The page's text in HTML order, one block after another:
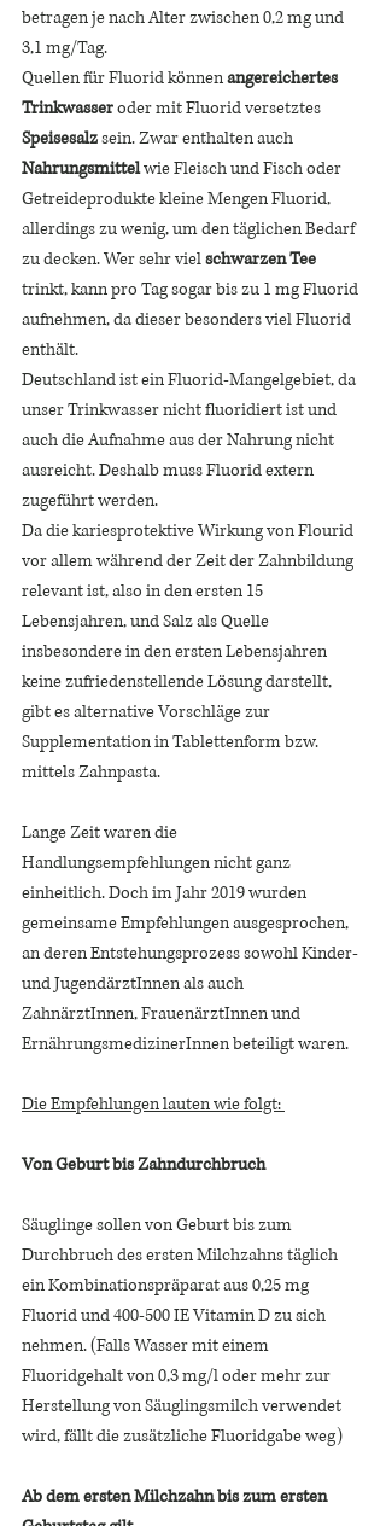
betragen je nach Alter zwischen 0,2 mg und
3,1 mg/Tag.
Quellen für Fluorid können angereichertes
Trinkwasser oder mit Fluorid versetztes
Speisesalz sein. Zwar enthalten auch
Nahrungsmittel wie Fleisch und Fisch oder
Getreideprodukte kleine Mengen Fluorid,
allerdings zu wenig, um den täglichen Bedarf
zu decken. Wer sehr viel schwarzen Tee
trinkt, kann pro Tag sogar bis zu 1 mg Fluorid
aufnehmen, da dieser besonders viel Fluorid
enthält.
Deutschland ist ein Fluorid-Mangelgebiet, da
unser Trinkwasser nicht fluoridiert ist und
auch die Aufnahme aus der Nahrung nicht
ausreicht. Deshalb muss Fluorid extern
zugeführt werden.
Da die kariesprotektive Wirkung von Flourid
vor allem während der Zeit der Zahnbildung
relevant ist, also in den ersten 15
Lebensjahren, und Salz als Quelle
insbesondere in den ersten Lebensjahren
keine zufriedenstellende Lösung darstellt,
gibt es alternative Vorschläge zur
Supplementation in Tablettenform bzw.
mittels Zahnpasta.
Lange Zeit waren die
Handlungsempfehlungen nicht ganz
einheitlich. Doch im Jahr 2019 wurden
gemeinsame Empfehlungen ausgesprochen,
an deren Entstehungsprozess sowohl Kinder-
und JugendärztInnen als auch
ZahnärztInnen, FrauenärztInnen und
ErnährungsmedizinerInnen beteiligt waren.
Die Empfehlungen lauten wie folgt:
Von Geburt bis Zahndurchbruch
Säuglinge sollen von Geburt bis zum
Durchbruch des ersten Milchzahns täglich
ein Kombinationspräparat aus 0,25 mg
Fluorid und 400-500 IE Vitamin D zu sich
nehmen. (Falls Wasser mit einem
Fluoridgehalt von 0,3 mg/l oder mehr zur
Herstellung von Säuglingsmilch verwendet
wird, fällt die zusätzliche Fluoridgabe weg)
Ab dem ersten Milchzahn bis zum ersten